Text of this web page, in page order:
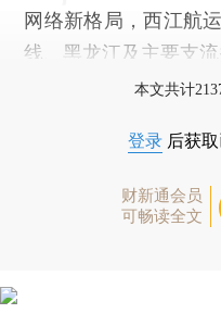
网络新格局，西江航
线、黑龙江及主要支流
本文共计
登录 后获
财新通会员
可畅读全文